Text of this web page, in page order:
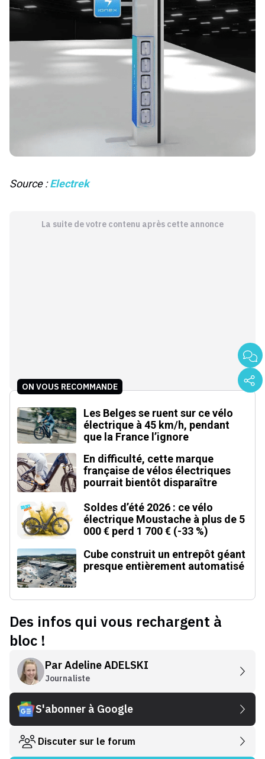
Source :Electrek
La suite de votre contenu après cette annonce
ON VOUS RECOMMANDE
Les Belges se ruent sur ce vélo
électrique à 45 km/h, pendant
que la France l’ignore
En difficulté, cette marque
française de vélos électriques
pourrait bientôt disparaître
Soldes d’été 2026 : ce vélo
électrique Moustache à plus de 5
000 € perd 1 700 € (-33 %)
Cube construit un entrepôt géant
presque entièrement automatisé
Des infos qui vous rechargent à
bloc !
ParAdeline ADELSKI
Journaliste
S'abonner à Google
Discuter sur le forum